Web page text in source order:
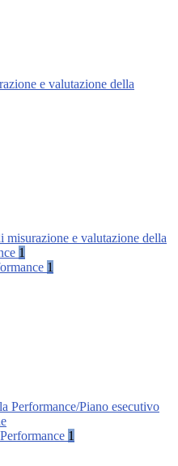
e valutazione della
misurazione e valutazione della
1
1
Performance/Piano esecutivo
1